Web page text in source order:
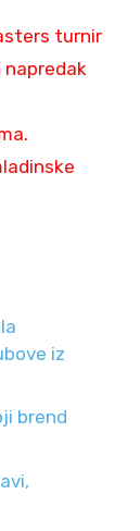
turnir
napredak
iz
brend